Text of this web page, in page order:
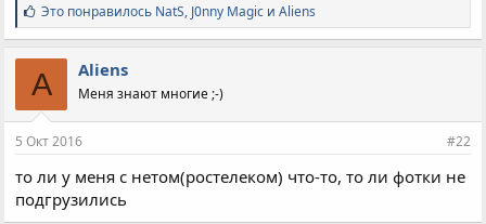
С
и
м
п
а
т
и
:
Это понравилось NatS, J0nny Magic иAliens
A Aliens
Меня знают многие ;-)
5 Окт 2016 #22
то ли у меня с нетом(ростелеком) что-то, то ли фотки не
подгрузились